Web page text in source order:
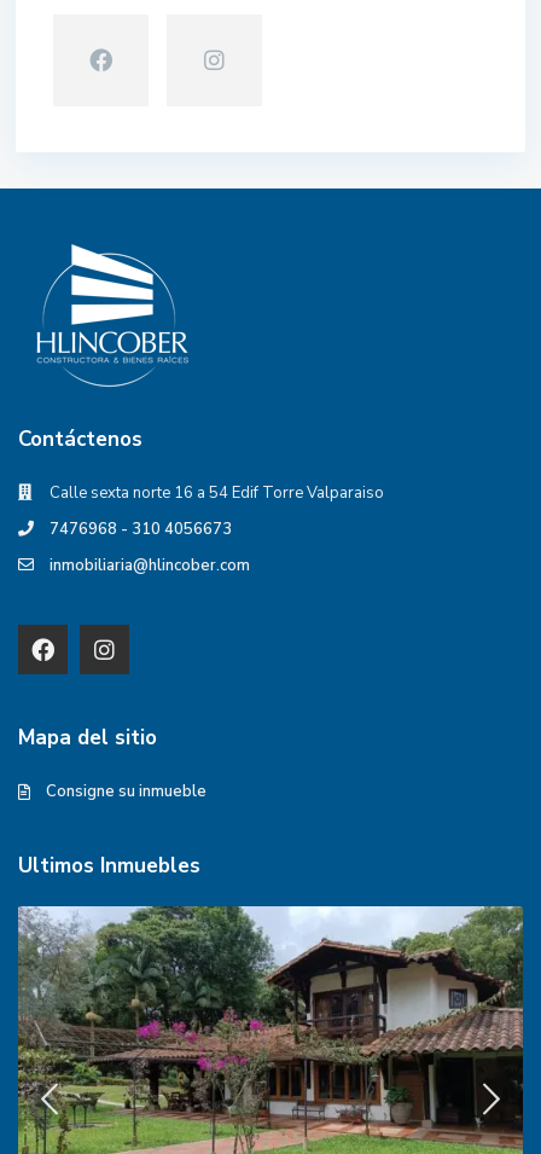
Contáctenos
Calle sexta norte 16 a 54 Edif Torre Valparaiso
7476968 - 310 4056673
inmobiliaria@hlincober.com
Mapa del sitio
Consigne su inmueble
Ultimos Inmuebles